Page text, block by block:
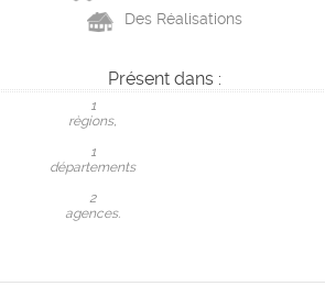
Des Réalisations
Présent dans :
1
règions,
1
départements
2
agences.